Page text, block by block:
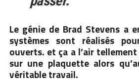
Le génie de Brad Stevens a
systèmes sont réalisés
ouverts. et ça a l’air
sur une plaquette alors
véritable travail.